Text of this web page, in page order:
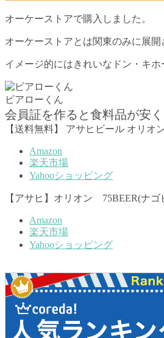
オーケーストアで購入しました。
オーケーストアとは関東のみに展
イメージ的にはきれいなドン・キ
ビアローくん
会員証を作ると食料品が安く
【送料無料】 アサヒビール オリオ
Amazon
楽天市場
Yahooショッピング
【アサヒ】オリオン 75BEER(ナ
Amazon
楽天市場
Yahooショッピング